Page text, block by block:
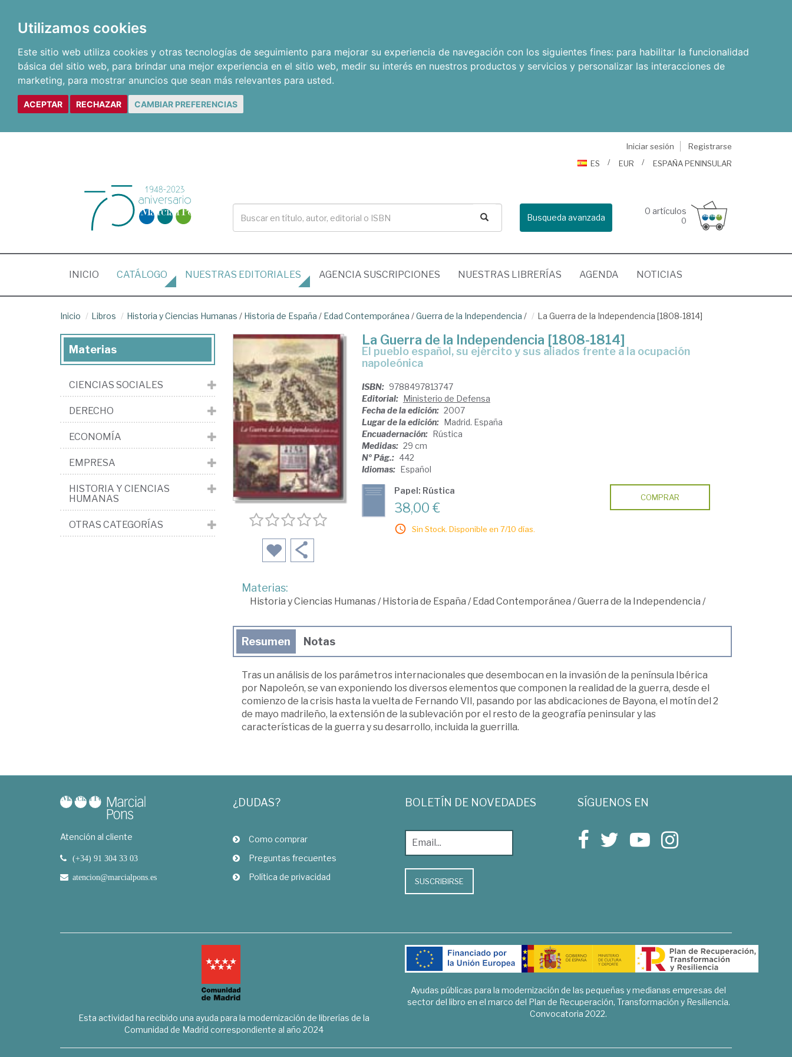
Utilizamos cookies
Este sitio web utiliza cookies y otras tecnologías de seguimiento para mejorar su experiencia de navegación con los siguientes fines: para habilitar la funcionalidad
básica del sitio web, para brindar una mejor experiencia en el sitio web, medir su interés en nuestros productos y servicios y personalizar las interacciones de
marketing, para mostrar anuncios que sean más relevantes para usted.
ACEPTAR RECHAZAR CAMBIAR PREFERENCIAS
Iniciar sesión
Registrarse
ES
EUR ESPAÑA PENINSULAR
Busqueda avanzada
0 artículos
0
INICIO (CURRENT)
CATÁLOGO NUESTRAS EDITORIALES AGENCIA SUSCRIPCIONES NUESTRAS LIBRERÍAS AGENDA NOTICIAS
Inicio Libros Historia y Ciencias Humanas / Historia de España / Edad Contemporánea /Guerra de la Independencia / La Guerra de la Independencia [1808-1814]
La Guerra de la Independencia [1808-1814]
el pueblo español, su ejército y sus aliados frente a la ocupación
napoleónica
ISBN: 9788497813747
Editorial: Ministerio de Defensa
Fecha de la edición: 2007
Lugar de la edición: Madrid. España
Encuadernación: Rústica
Medidas: 29 cm
Nº Pág.: 442
Idiomas: Español
Papel: Rústica
38,00 €
Sin Stock. Disponible en 7/10 días.
COMPRAR
Materias:
Historia y Ciencias Humanas/Historia de España /Edad Contemporánea /Guerra de la Independencia /
Resumen Notas
Tras un análisis de los parámetros internacionales que desembocan en la invasión de la península Ibérica
por Napoleón, se van exponiendo los diversos elementos que componen la realidad de la guerra, desde el
comienzo de la crisis hasta la vuelta de Fernando VII, pasando por las abdicaciones de Bayona, el motín del 2
de mayo madrileño, la extensión de la sublevación por el resto de la geografía peninsular y las
características de la guerra y su desarrollo, incluida la guerrilla.
Materias
CIENCIAS SOCIALES
DERECHO
ECONOMÍA
EMPRESA
HISTORIA Y CIENCIAS
HUMANAS
OTRAS CATEGORÍAS
Atención al cliente
(+34) 91 304 33 03
atencion@marcialpons.es
¿DUDAS?
Como comprar
Preguntas frecuentes
Política de privacidad
BOLETÍN DE NOVEDADES
SUSCRIBIRSE
SÍGUENOS EN
Esta actividad ha recibido una ayuda para la modernización de librerías de la
Comunidad de Madrid correspondiente al año 2024
Ayudas públicas para la modernización de las pequeñas y medianas empresas del
sector del libro en el marco del Plan de Recuperación, Transformación y Resiliencia.
Convocatoria 2022.